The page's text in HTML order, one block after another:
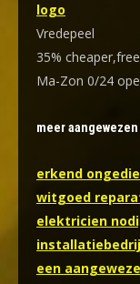
logo
Vredepeel
35%
Ma-Zon 0/24
meer
erkend
witgoed
elektricien
een